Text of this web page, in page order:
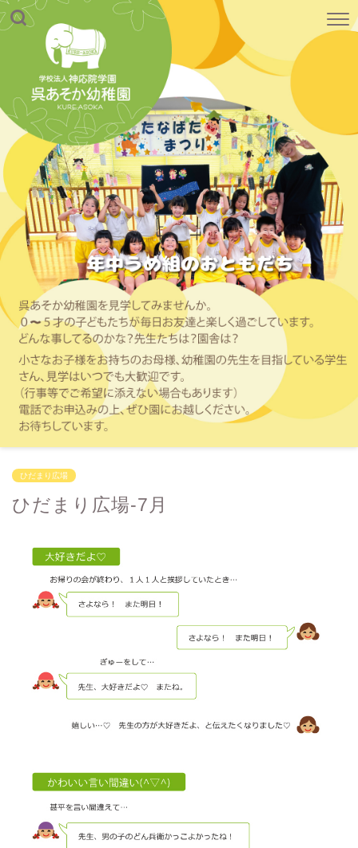
ひだまり広場
ひだまり広場-7月